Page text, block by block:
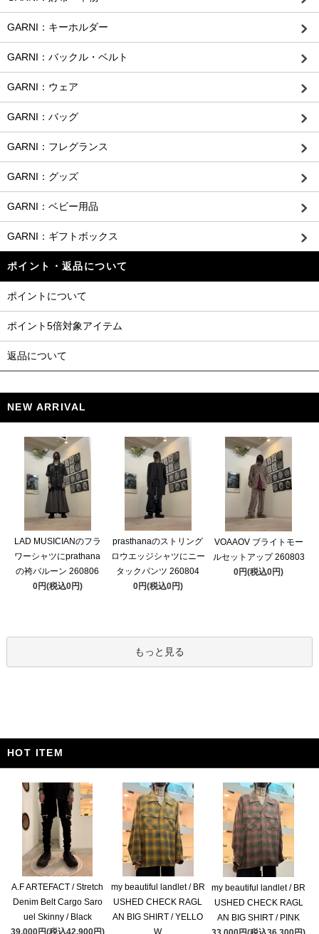
GARNI：キーホルダー
GARNI：バックル・ベルト
GARNI：ウェア
GARNI：バッグ
GARNI：フレグランス
GARNI：グッズ
GARNI：ベビー用品
GARNI：ギフトボックス
ポイント・返品について
ポイントについて
ポイント5倍対象アイテム
返品について
NEW ARRIVAL
LAD MUSICIANのフラ
ワーシャツにprathana
の袴バルーン 260806
0円(税込0円)
prasthanaのストリング
ロウエッジシャツにニー
タックパンツ 260804
0円(税込0円)
VOAAOV ブライトモー
ルセットアップ 260803
0円(税込0円)
もっと見る
HOT ITEM
A.F ARTEFACT / Stretch
Denim Belt Cargo Saro
uel Skinny / Black
39,000円(税込42,900円)
my beautiful landlet / BR
USHED CHECK RAGL
AN BIG SHIRT / YELLO
W
my beautiful landlet / BR
USHED CHECK RAGL
AN BIG SHIRT / PINK